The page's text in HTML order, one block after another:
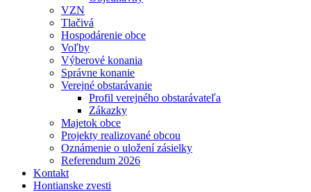
VZN
Tlačivá
Hospodárenie obce
Voľby
Výberové konania
Správne konanie
Verejné obstarávanie
Profil verejného obstarávateľa
Zákazky
Majetok obce
Projekty realizované obcou
Oznámenie o uložení zásielky
Referendum 2026
Kontakt
Hontianske zvesti